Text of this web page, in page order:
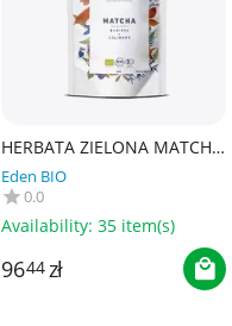
HERBATA ZIELONA MATCHA
JAPOŃSKA BARISTA +
KULINARNA
BEZGLUTENOWA BIO 100 g
- YOKO
Eden BIO
0.0
Availability: 35 item(s)
9644zł